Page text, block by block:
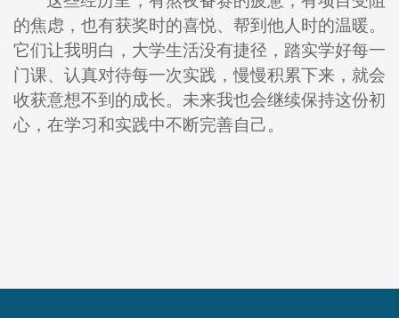
的焦虑，也有获奖时的喜悦、帮到他人时的温暖。
它们让我明白，大学生活没有捷径，踏实学好每一
门课、认真对待每一次实践，慢慢积累下来，就会
收获意想不到的成长。未来我也会继续保持这份初
心，在学习和实践中不断完善自己。